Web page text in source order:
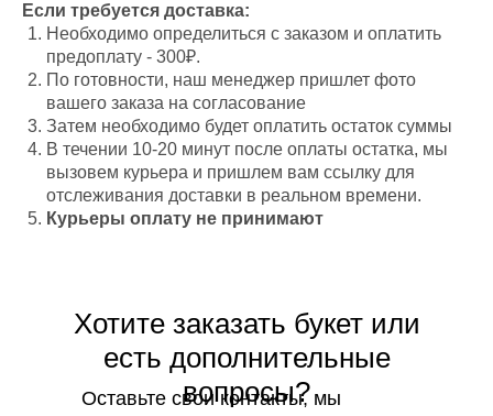
Если требуется доставка:
Необходимо определиться с заказом и оплатить
предоплату - 300₽.
По готовности, наш менеджер пришлет фото
вашего заказа на согласование
Затем необходимо будет оплатить остаток суммы
В течении 10-20 минут после оплаты остатка, мы
вызовем курьера и пришлем вам ссылку для
отслеживания доставки в реальном времени.
Курьеры оплату не принимают
Хотите заказать букет или
есть дополнительные
вопросы?
Оставьте свои контакты, мы